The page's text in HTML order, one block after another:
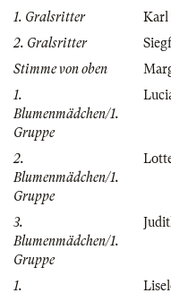
1. Gralsritter
Karl
2. Gralsritter
Stimme von oben
1.
Blumenmädchen/1.
Gruppe
2.
Blumenmädchen/1.
Gruppe
3.
Blumenmädchen/1.
Gruppe
1.